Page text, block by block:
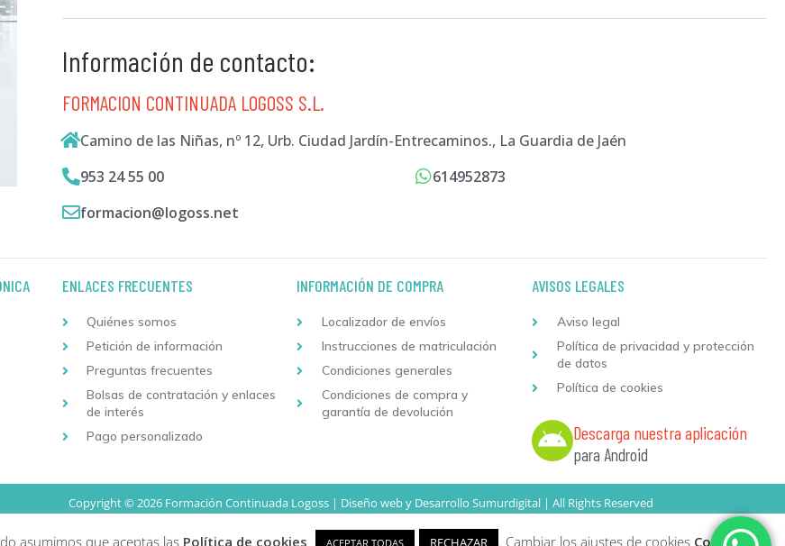
Información de contacto:
FORMACION CONTINUADA LOGOSS S.L.
Camino de las Niñas, nº 12, Urb. Ciudad Jardín-Entrecaminos., La Guardia de Jaén
953 24 55 00
614952873
formacion@logoss.net
ENLACES FRECUENTES
Quiénes somos
Petición de información
Preguntas frecuentes
Bolsas de contratación y enlaces
de interés
Pago personalizado
INFORMACIÓN DE COMPRA
Localizador de envíos
Instrucciones de matriculación
Condiciones generales
Condiciones de compra y
garantía de devolución
AVISOS LEGALES
Aviso legal
Política de privacidad y protección
de datos
Política de cookies
Descarga nuestra aplicación
para Android
Copyright © 2026 Formación Continuada Logoss | Diseño weby Desarrollo Sumurdigital | All Rights Reserved
asumimos que aceptas las Política de cookies ACEPTAR TODAS RECHAZAR . Cambiar los ajustes de cookies Configurar